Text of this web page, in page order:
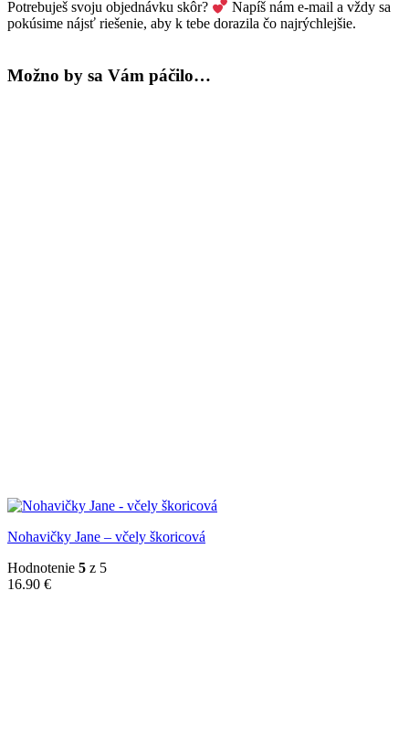
-
kvety
Potrebuješ svoju objednávku skôr?
Napíš nám e-mail a vždy sa
pokúsime nájsť riešenie, aby k tebe dorazila čo najrýchlejšie.
Možno by sa Vám páčilo…
Nohavičky Jane – včely škoricová
Hodnotenie 5 z 5
16.90 €